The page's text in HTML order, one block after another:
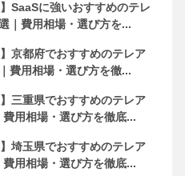
】SaaSに強いおすすめのテレ
｜費用相場・選び方を...
】京都府でおすすめのテレア
費用相場・選び方を徹...
】三重県でおすすめのテレア
用相場・選び方を徹底...
】埼玉県でおすすめのテレア
用相場・選び方を徹底...